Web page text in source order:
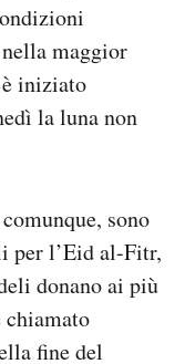
maggior
iniziato
la luna non
sono
per l’Eid al-Fitr,
donano ai più
fine del